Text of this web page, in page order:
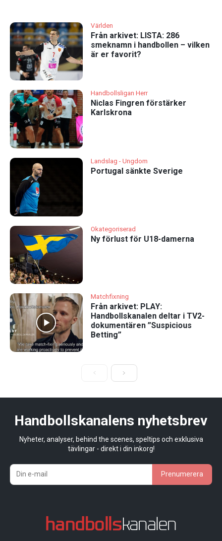
Världen
Från arkivet: LISTA: 286
smeknamn i handbollen – vilken
är er favorit?
Handbollsligan Herr
Niclas Fingren förstärker
Karlskrona
Landslag - Ungdom
Portugal sänkte Sverige
Okategoriserad
Ny förlust för U18-damerna
Matchfixning
Från arkivet: PLAY:
Handbollskanalen deltar i TV2-
dokumentären ”Suspicious
Betting”
Handbollskanalens nyhetsbrev
Nyheter, analyser, behind the scenes, speltips och exklusiva
tävlingar - direkt i din inkorg!
Prenumerera